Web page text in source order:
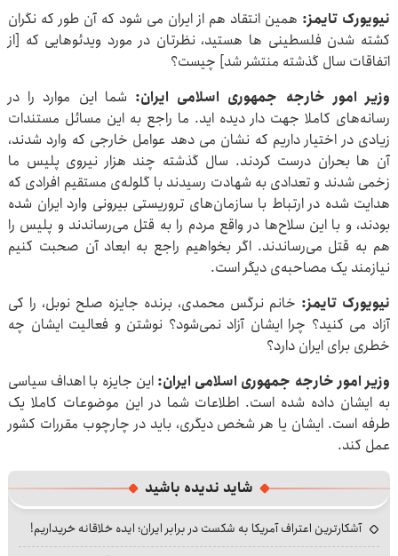
نیویورک تایمز: همین انتقاد هم از ایران می شود که آن طور که نگران
کشته شدن فلسطینی ها هستید، نظرتان در مورد ویدئوهایی که [از
اتفاقات سال گذشته منتشر شد] چیست؟
وزیر امور خارجه جمهوری اسلامی ایران: شما این موارد را در
رسانه‌های کاملا جهت دار دیده اید. ما راجع به این مسائل مستندات
زیادی در اختیار داریم که نشان می دهد عوامل خارجی که وارد شدند،
آن ها بحران درست کردند. سال گذشته چند هزار نیروی پلیس ما
زخمی شدند و تعدادی به شهادت رسیدند با گلوله‌ی مستقیم افرادی که
هدایت شده در ارتباط با سازمان‌های تروریستی بیرونی وارد ایران شده
بودند، و با این سلاح‌ها در واقع مردم را به قتل می‌رساندند و پلیس را
هم به قتل می‌رساندند. اگر بخواهیم راجع به ابعاد آن صحبت کنیم
نیازمند یک مصاحبه‌ی دیگر است.
نیویورک تایمز: خانم نرگس محمدی، برنده جایزه صلح نوبل، را کی
آزاد می کنید؟ چرا ایشان آزاد نمی‌شود؟ نوشتن و فعالیت ایشان چه
خطری برای ایران دارد؟
وزیر امور خارجه جمهوری اسلامی ایران: این جایزه با اهداف سیاسی
به ایشان داده شده است. اطلاعات شما در این موضوعات کاملا یک
طرفه است. ایشان یا هر شخص دیگری، باید در چارچوب مقررات کشور
عمل کند.
شاید ندیده باشید
آشکارترین اعتراف آمریکا به شکست در برابر ایران؛ ایده خلاقانه خریداریم!